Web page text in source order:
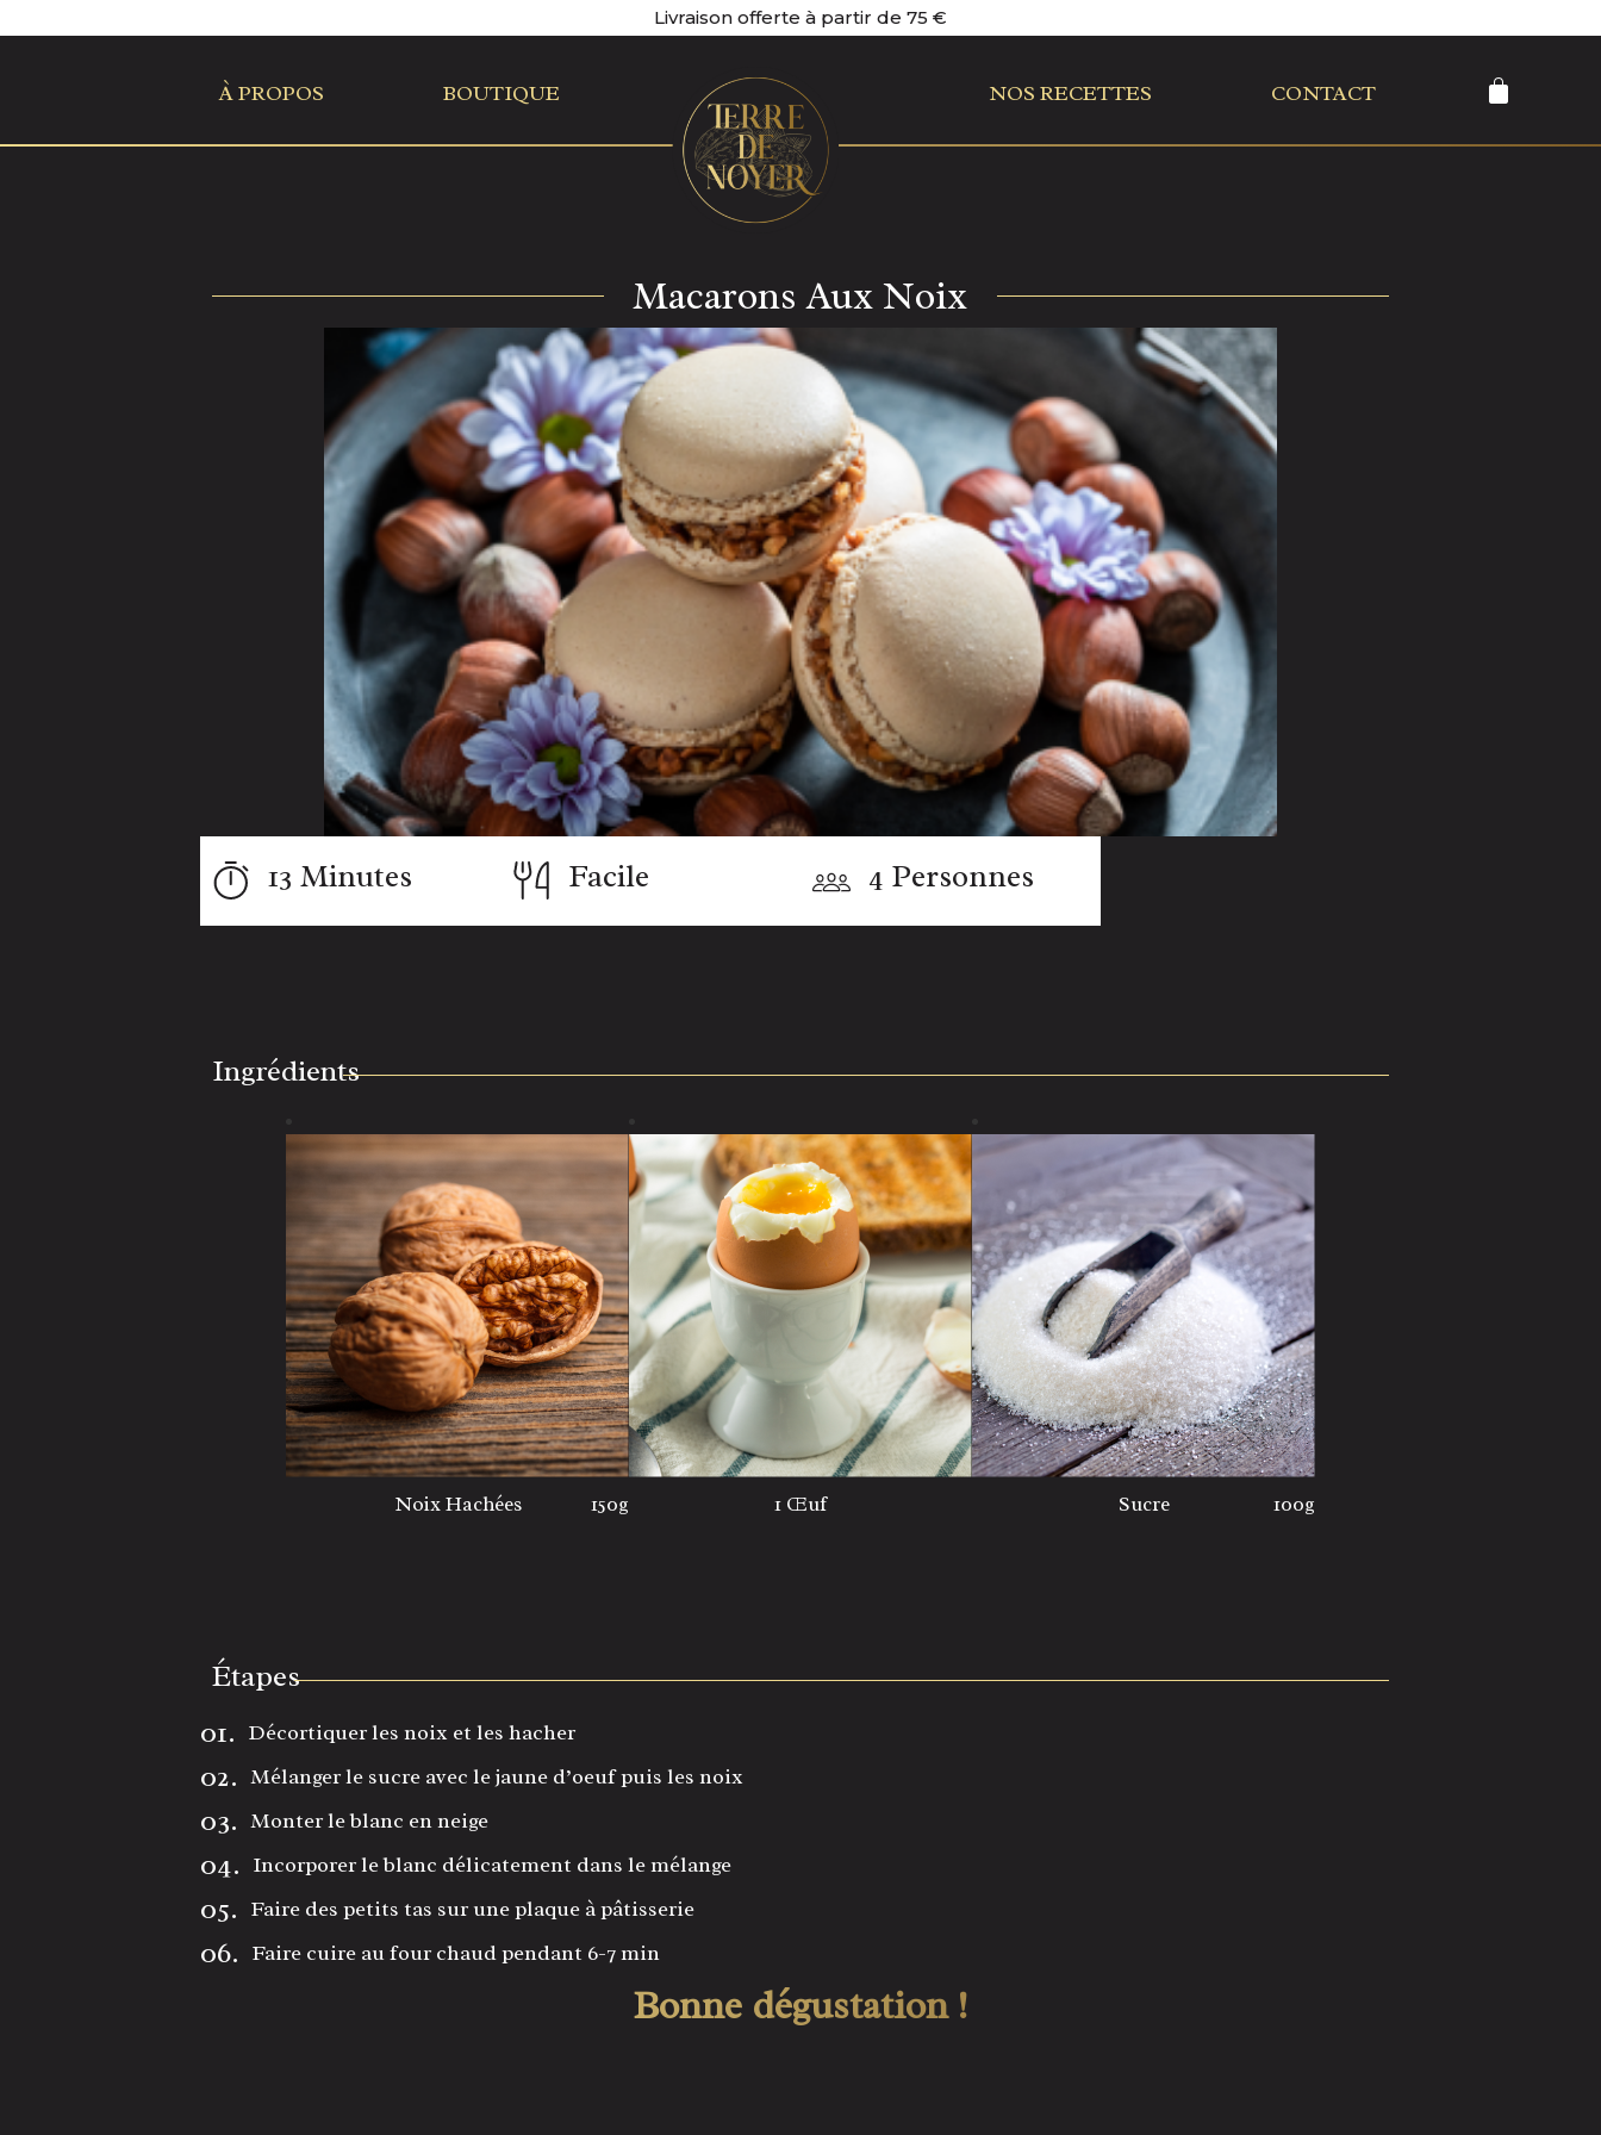
Livraison offerte à partir de 75 €
À PROPOS BOUTIQUE NOS RECETTES CONTACT
Macarons Aux Noix
13 Minutes Facile 4 Personnes
Ingrédients
Noix Hachées 150g 1 Œuf Sucre 100g
Étapes
01. Décortiquer les noix et les hacher
02. Mélanger le sucre avec le jaune d’oeuf puis les noix
03. Monter le blanc en neige
04. Incorporer le blanc délicatement dans le mélange
05. Faire des petits tas sur une plaque à pâtisserie
06. Faire cuire au four chaud pendant 6-7 min
Bonne dégustation !